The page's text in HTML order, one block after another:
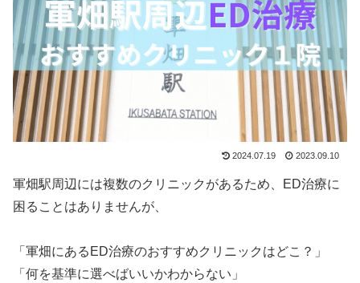
2024.07.19 2023.09.10
軍畑駅周辺には複数のクリニックがあるため、ED治療に
困ることはありませんが、
「軍畑にあるED治療のおすすめクリニックはどこ？」
「何を基準に選べばいいかわからない」